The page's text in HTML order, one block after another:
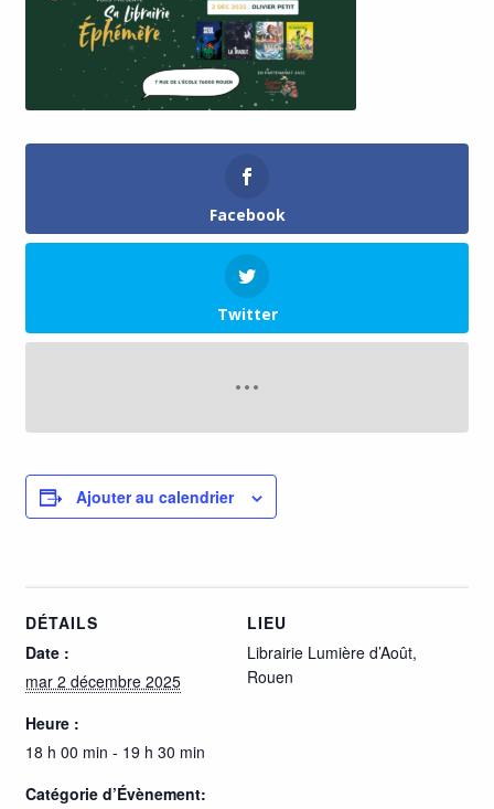
Facebook
Twitter
Ajouter au calendrier
DÉTAILS
Date :
mar 2 décembre 2025
Heure :
18 h 00 min - 19 h 30 min
Catégorie d’Évènement:
LIEU
Librairie Lumière d’Août,
Rouen